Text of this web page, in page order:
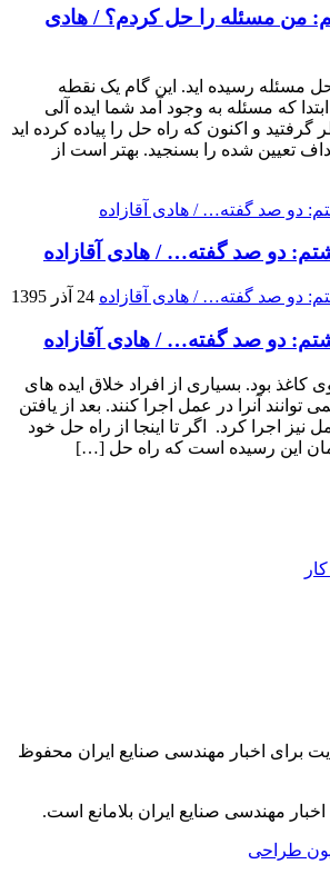
من مسئله را حل کردم؟ / هادی
حل مسئله رسیده اید. این گام یک نقطه
که مسئله به وجود آمد شما ایده آلی
و اکنون که راه حل را پیاده کرده اید
تعیین شده را بسنجید. بهتر است از
دو صد گفته… / هادی آقازاده
24 آذر 1395
دو صد گفته… / هادی آقازاده
کاغذ بود. بسیاری از افراد خلاق ایده های
توانند آنرا در عمل اجرا کنند. بعد از یافتن
نیز اجرا کرد. اگر تا اینجا از راه حل خود
این رسیده است که راه حل […]
برای اخبار مهندسی صنایع ایران محفوظ
مهندسی صنایع ایران بلامانع است.
طراحی